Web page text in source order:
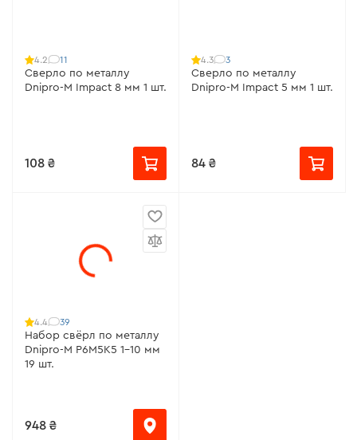
4.2 11
Сверло по металлу
Dnipro-M Impact 8 мм 1 шт.
108 ₴
4.3 3
Сверло по металлу
Dnipro-M Impact 5 мм 1 шт.
84 ₴
4.4 39
Набор свёрл по металлу
Dnipro-M Р6М5К5 1-10 мм
19 шт.
948 ₴